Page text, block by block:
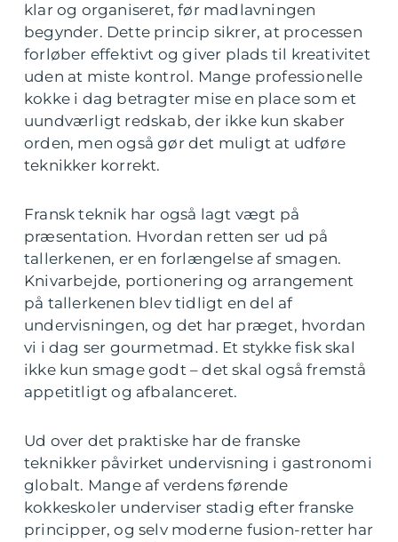
klar og organiseret, før madlavningen
begynder. Dette princip sikrer, at processen
forløber effektivt og giver plads til kreativitet
uden at miste kontrol. Mange professionelle
kokke i dag betragter mise en place som et
uundværligt redskab, der ikke kun skaber
orden, men også gør det muligt at udføre
teknikker korrekt.
Fransk teknik har også lagt vægt på
præsentation. Hvordan retten ser ud på
tallerkenen, er en forlængelse af smagen.
Knivarbejde, portionering og arrangement
på tallerkenen blev tidligt en del af
undervisningen, og det har præget, hvordan
vi i dag ser gourmetmad. Et stykke fisk skal
ikke kun smage godt – det skal også fremstå
appetitligt og afbalanceret.
Ud over det praktiske har de franske
teknikker påvirket undervisning i gastronomi
globalt. Mange af verdens førende
kokkeskoler underviser stadig efter franske
principper, og selv moderne fusion-retter har